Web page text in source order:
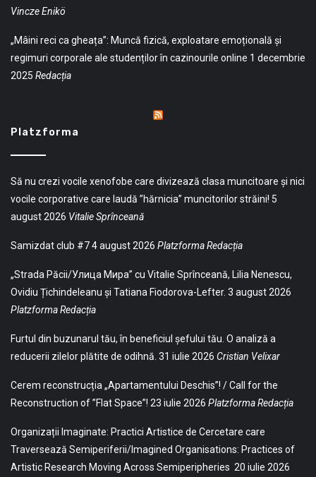
Vincze Enikö
„Mâini reci ca gheața”: Muncă fizică, exploatare emoțională și
regimuri corporale ale studenților în cazinourile online 1 decembrie
2025 Redacția
Platzforma
Să nu crezi vocile xenofobe care divizează clasa muncitoare și nici
vocile corporative care laudă ”hărnicia” muncitorilor străini! 5
august 2026 Vitalie Sprînceană
Samizdat club #74 august 2026 Platzforma Redacția
„Strada Păcii/Улица Мира” cu Vitalie Sprînceană, Lilia Nenescu,
Ovidiu Țichindeleanu și Tatiana Fiodorova-Lefter. 3 august 2026
Platzforma Redacția
Furtul din buzunarul tău, în beneficiul șefului tău. O analiză a
reducerii zilelor plătite de odihnă. 31 iulie 2026 Cristian Velixar
Cerem reconstrucția „Apartamentului Deschis”! / Call for the
Reconstruction of ”Flat Space”! 23 iulie 2026 Platzforma Redacția
Organizații Imaginate: Practici Artistice de Cercetare care
Traversează Semiperiferii/Imagined Organisations: Practices of
Artistic Research Moving Across Semiperipheries 20 iulie 2026